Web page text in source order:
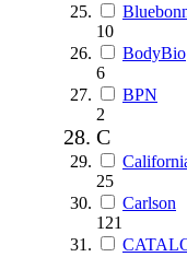
10
BodyBio
6
BPN
2
C
25
Carlson
121